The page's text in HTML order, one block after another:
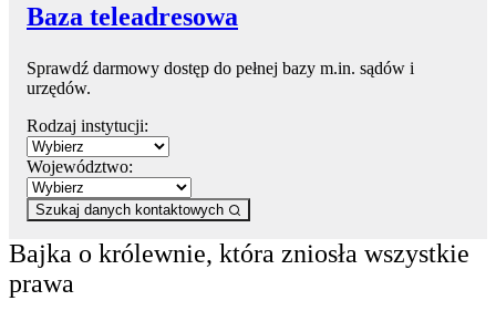
Baza teleadresowa
Sprawdź darmowy dostęp do pełnej bazy m.in. sądów i
urzędów.
Rodzaj instytucji:
Województwo:
Szukaj danych kontaktowych
Bajka o królewnie, która zniosła wszystkie
prawa